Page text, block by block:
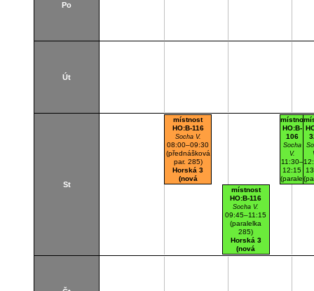
Po
Út
St
místnost
HO:B-116
Socha V.
08:00–09:30
(přednášková
par. 285)
Horská 3
(nová
místnost
HO:B-
106
Socha
V.
11:30–
12:15
(paralelka
místnost
HO:B-116
Socha V.
09:45–11:15
(paralelka
285)
Horská 3
(nová
budova)